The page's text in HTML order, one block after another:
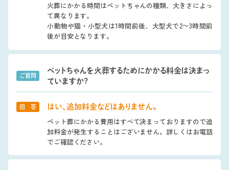
火葬にかかる時間はペットちゃんの種類、大きさによっ
て異なります。
小動物や猫・小型犬は1時間前後、大型犬で2〜3時間前
後が目安となります。
ご質問
ペットちゃんを火葬するためにかかる料金は決まっ
ていますか?
回 答 はい、追加料金などはありません。
ペット葬にかかる費用はすべて決まっておりますので追
加料金が発生することはございません。詳しくはお電話
でご確認ください。